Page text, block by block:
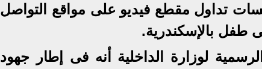
تداول مقطع فيديو على مواقع التواصل
طفل بالإسكندرية.
لوزارة الداخلية أنه فى إطار جهود